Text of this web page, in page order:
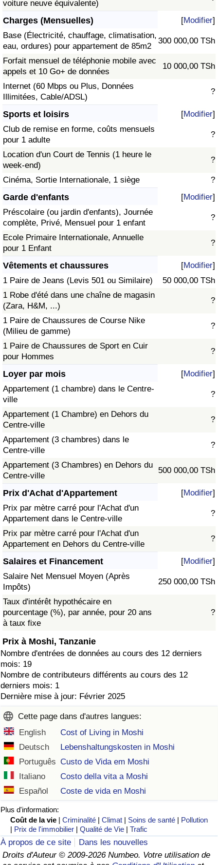
voiture neuve équivalente)
Charges (Mensuelles) [Modifier]
Base (Électricité, chauffage, climatisation,
eau, ordures) pour appartement de 85m2
300 000,00 TSh
Forfait mensuel de téléphonie mobile avec
appels et 10 Go+ de données
10 000,00 TSh
Internet (60 Mbps ou Plus, Données
Illimitées, Cable/ADSL)
?
Sports et loisirs [Modifier]
Club de remise en forme, coûts mensuels
pour 1 adulte
?
Location d'un Court de Tennis (1 heure le
week-end)
?
Cinéma, Sortie Internationale, 1 siège ?
Garde d'enfants [Modifier]
Préscolaire (ou jardin d'enfants), Journée
complète, Privé, Mensuel pour 1 enfant
?
Ecole Primaire Internationale, Annuelle
pour 1 Enfant
?
Vêtements et chaussures [Modifier]
1 Paire de Jeans (Levis 501 ou Similaire)
50 000,00 TSh
1 Robe d'été dans une chaîne de magasin
(Zara, H&M, ...)
?
1 Paire de Chaussures de Course Nike
(Milieu de gamme)
?
1 Paire de Chaussures de Sport en Cuir
pour Hommes
?
Loyer par mois [Modifier]
Appartement (1 chambre) dans le Centre-
ville
?
Appartement (1 Chambre) en Dehors du
Centre-ville
?
Appartement (3 chambres) dans le
Centre-ville
?
Appartement (3 Chambres) en Dehors du
Centre-ville
500 000,00 TSh
Prix d'Achat d'Appartement [Modifier]
Prix par mètre carré pour l'Achat d'un
Appartement dans le Centre-ville
?
Prix par mètre carré pour l'Achat d'un
Appartement en Dehors du Centre-ville
?
Salaires et Financement [Modifier]
Salaire Net Mensuel Moyen (Après
Impôts)
250 000,00 TSh
Taux d'intérêt hypothécaire en
pourcentage (%), par année, pour 20 ans
à taux fixe
?
Prix à Moshi, Tanzanie
Nombre d'entrées de données au cours des 12 derniers
mois: 19
Nombre de contributeurs différents au cours des 12
derniers mois: 1
Dernière mise à jour: Février 2025
Cette page dans d'autres langues:
English
Cost of Living in Moshi
Deutsch
Lebenshaltungskosten in Moshi
Português Custo de Vida em Moshi
Italiano
Costo della vita a Moshi
Español
Coste de vida en Moshi
Plus d'information:
Coût de la vie |Criminalité |Climat | Soins de santé | Pollution
| Prix de l'immobilier |Qualité de Vie |Trafic
À propos de ce site
Dans les nouvelles
Droits d'Auteur © 2009-2026 Numbeo. Votre utilisation de